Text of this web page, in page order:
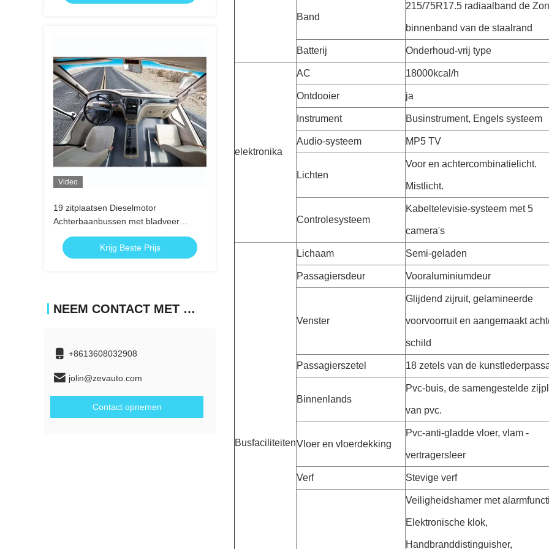
Video
19 zitplaatsen Dieselmotor
Achterbaanbussen met bladveer
ophanging en voor gemonteerde motor
voor 100 km / h topsnelheid
Krijg Beste Prijs
NEEM CONTACT MET ONS OP
+8613608032908
jolin@zevauto.com
Contact opnemen
Band
215/75R17.5 radiaalband de
binnenband van de staalrand
Batterij Onderhoud-vrij type
elektronika
AC 18000kcal/h
Ontdooier ja
Instrument Businstrument, Engels systeem
Audio-systeem MP5 TV
Lichten
Voor en achtercombinatielicht.
Mistlicht.
Controlesysteem
Kabeltelevisie-systeem met 5
camera's
Busfaciliteiten
Lichaam Semi-geladen
Passagiersdeur Vooraluminiumdeur
Venster
Glijdend zijruit, gelamineerde
voorvoorruit en aangemaakt
schild
Passagierszetel 18 zetels van de
Binnenlands
Pvc-buis, de samengestelde
van pvc.
Vloer en vloerdekking
Pvc-anti-gladde vloer, vlam -
vertragersleer
Verf Stevige verf
Veiligheidshamer met
Elektronische klok,
Handbranddistinguisher,